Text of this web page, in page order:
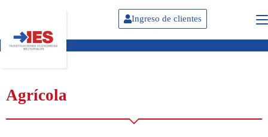
Ingreso de clientes
Agrícola